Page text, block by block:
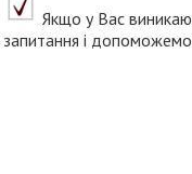
Якщо у Вас
запитання і допоможемо